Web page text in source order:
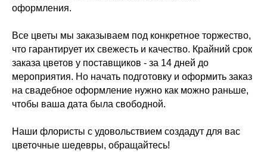
оформления.
Все цветы мы заказываем под конкретное торжество,
что гарантирует их свежесть и качество. Крайний срок
заказа цветов у поставщиков - за 14 дней до
мероприятия. Но начать подготовку и оформить заказ
на свадебное оформление нужно как можно раньше,
чтобы ваша дата была свободной.
Наши флористы с удовольствием создадут для вас
цветочные шедевры, обращайтесь!